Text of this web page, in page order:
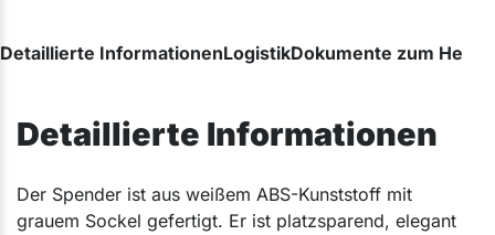
Detaillierte InformationenLogistikDokumente zum
Detaillierte Informationen
Der Spender ist aus weißem ABS-Kunststoff mit
grauem Sockel gefertigt. Er ist platzsparend, elegant